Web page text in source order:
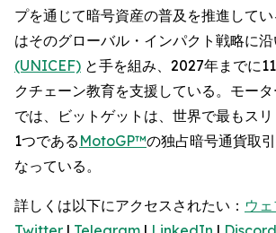
プを通じて暗号資産の普及を推進して
はそのグローバル・インパクト戦略に沿
(UNICEF) と手を組み、2027年までに
クチェーン教育を支援している。モー
では、ビットゲットは、世界で最もス
1つである MotoGP™の独占暗号通貨取
なっている。
詳しくは以下にアクセスされたい： ウ